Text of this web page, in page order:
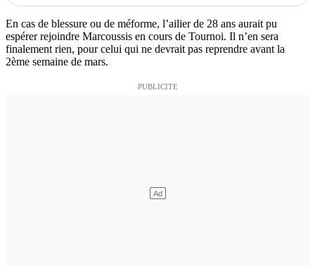
En cas de blessure ou de méforme, l’ailier de 28 ans aurait pu
espérer rejoindre Marcoussis en cours de Tournoi. Il n’en sera
finalement rien, pour celui qui ne devrait pas reprendre avant la
2ème semaine de mars.